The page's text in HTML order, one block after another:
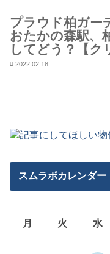
プラウド柏ガー
おたかの森駅、
してどう？【ク
2022.02.18
スムラボカレンダー
月
火 水